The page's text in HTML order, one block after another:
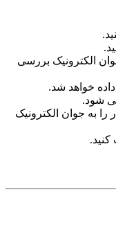
بررسی
شد.
جوان الکترونیک